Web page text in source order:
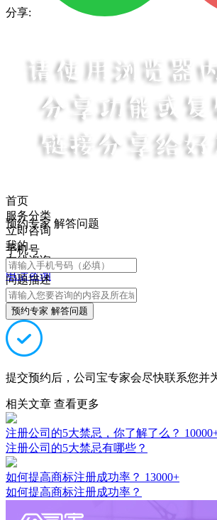
分享:
首页
服务分类
立即咨询
我的
在线咨询
电话咨询
预约专家 解答问题
手机号
问题描述
预约专家 解答问题
提交预约后，公司宝专家会尽快联系您并
相关文章 查看更多
注册公司的5大禁忌，你了解了么？
注册公司的5大禁忌有哪些？
如何提高商标注册成功率？ 13000+
如何提高商标注册成功率？